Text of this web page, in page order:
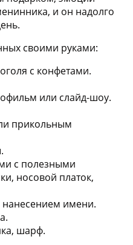
и он надолго
своими руками:
с конфетами.
или слайд-шоу.
прикольным
с полезными
носовой платок,
нанесением имени.
шарф.